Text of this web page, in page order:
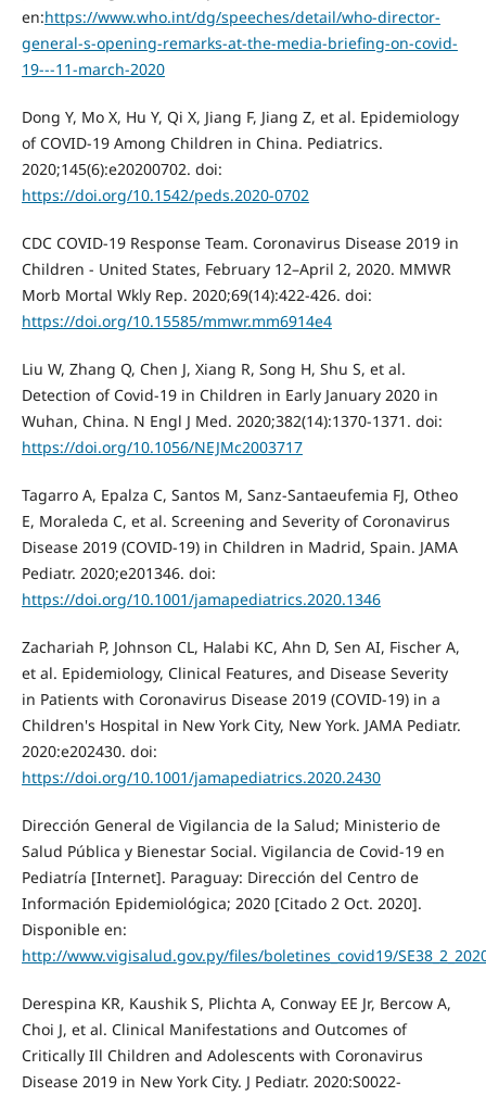
en:https://www.who.int/dg/speeches/detail/who-director-
general-s-opening-remarks-at-the-media-briefing-on-covid-
19---11-march-2020
Dong Y, Mo X, Hu Y, Qi X, Jiang F, Jiang Z, et al. Epidemiology
of COVID-19 Among Children in China. Pediatrics.
2020;145(6):e20200702. doi:
https://doi.org/10.1542/peds.2020-0702
CDC COVID-19 Response Team. Coronavirus Disease 2019 in
Children - United States, February 12–April 2, 2020. MMWR
Morb Mortal Wkly Rep. 2020;69(14):422-426. doi:
https://doi.org/10.15585/mmwr.mm6914e4
Liu W, Zhang Q, Chen J, Xiang R, Song H, Shu S, et al.
Detection of Covid-19 in Children in Early January 2020 in
Wuhan, China. N Engl J Med. 2020;382(14):1370-1371. doi:
https://doi.org/10.1056/NEJMc2003717
Tagarro A, Epalza C, Santos M, Sanz-Santaeufemia FJ, Otheo
E, Moraleda C, et al. Screening and Severity of Coronavirus
Disease 2019 (COVID-19) in Children in Madrid, Spain. JAMA
Pediatr. 2020;e201346. doi:
https://doi.org/10.1001/jamapediatrics.2020.1346
Zachariah P, Johnson CL, Halabi KC, Ahn D, Sen AI, Fischer A,
et al. Epidemiology, Clinical Features, and Disease Severity
in Patients with Coronavirus Disease 2019 (COVID-19) in a
Children's Hospital in New York City, New York. JAMA Pediatr.
2020:e202430. doi:
https://doi.org/10.1001/jamapediatrics.2020.2430
Dirección General de Vigilancia de la Salud; Ministerio de
Salud Pública y Bienestar Social. Vigilancia de Covid-19 en
Pediatría [Internet]. Paraguay: Dirección del Centro de
Información Epidemiológica; 2020 [Citado 2 Oct. 2020].
Disponible en:
http://www.vigisalud.gov.py/files/boletines_covid19/
Derespina KR, Kaushik S, Plichta A, Conway EE Jr, Bercow A,
Choi J, et al. Clinical Manifestations and Outcomes of
Critically Ill Children and Adolescents with Coronavirus
Disease 2019 in New York City. J Pediatr. 2020:S0022-